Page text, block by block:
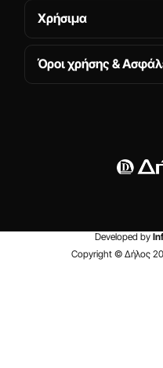
Χρήσιμα
Όροι χρήσης &
Developed by
Copyright © Δήλος